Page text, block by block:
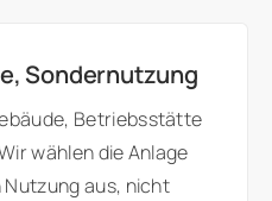
Sondernutzung
Betriebsstätte
wählen die Anlage
aus, nicht